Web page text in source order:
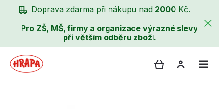
Doprava zdarma při nákupu nad 2000 Kč.
Pro ZŠ, MŠ, firmy a organizace výrazné slevy
při větším odběru zboží.